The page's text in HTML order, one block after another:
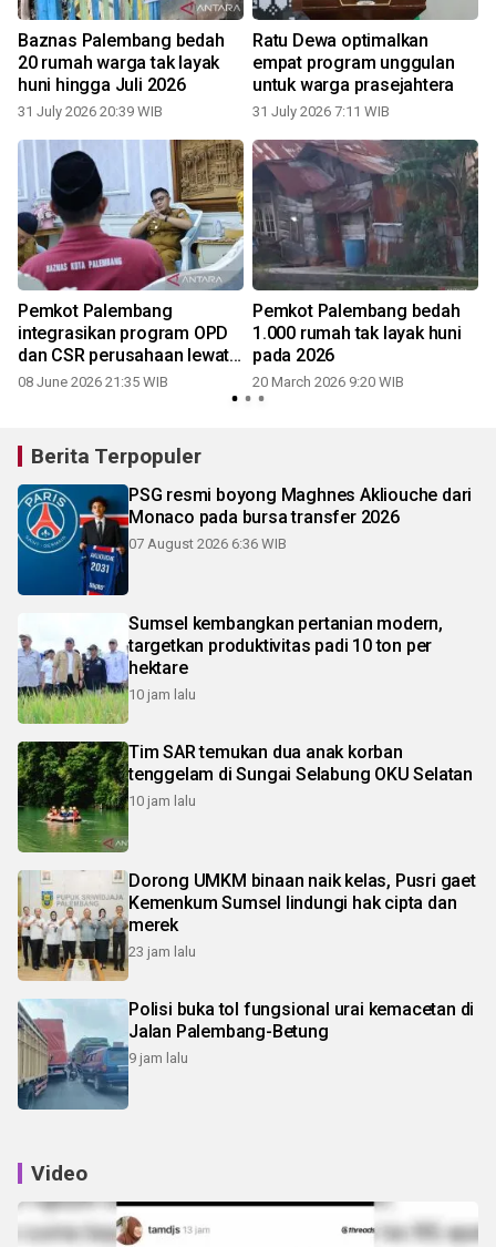
Baznas Palembang bedah
20 rumah warga tak layak
huni hingga Juli 2026
31 July 2026 20:39 WIB
Ratu Dewa optimalkan
empat program unggulan
untuk warga prasejahtera
31 July 2026 7:11 WIB
Pemkot Palembang
integrasikan program OPD
dan CSR perusahaan lewat
Baznas
08 June 2026 21:35 WIB
Pemkot Palembang bedah
1.000 rumah tak layak huni
pada 2026
20 March 2026 9:20 WIB
Berita Terpopuler
PSG resmi boyong Maghnes Akliouche dari
Monaco pada bursa transfer 2026
07 August 2026 6:36 WIB
Sumsel kembangkan pertanian modern,
targetkan produktivitas padi 10 ton per
hektare
10 jam lalu
Tim SAR temukan dua anak korban
tenggelam di Sungai Selabung OKU Selatan
10 jam lalu
Dorong UMKM binaan naik kelas, Pusri gaet
Kemenkum Sumsel lindungi hak cipta dan
merek
23 jam lalu
Polisi buka tol fungsional urai kemacetan di
Jalan Palembang-Betung
9 jam lalu
Video